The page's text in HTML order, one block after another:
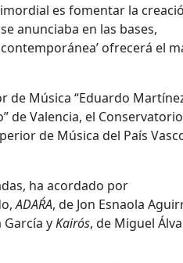
es fomentar la
anunciaba en las bases,
ofrecerá el
de Música “Eduardo
de Valencia, el Conservatorio
de Música del País
, ha acordado por
,ADAŔA, de Jon Esnaola
García yKairós, de Miguel